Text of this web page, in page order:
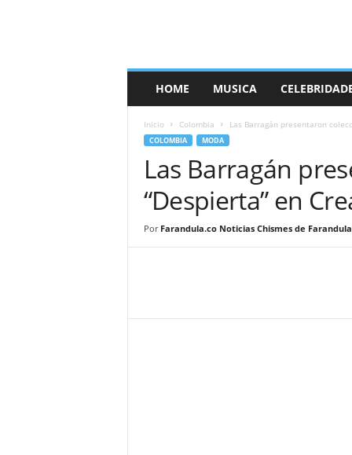
a
HOME MUSICA
Inicio Colombia Las Barragán presentaron
COLOMBIA MODA
Las Barragán
“Despierta” en
Por Farandula.co Noticias Chismes de